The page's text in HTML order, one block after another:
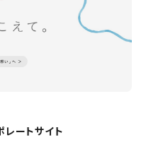
レートサイト